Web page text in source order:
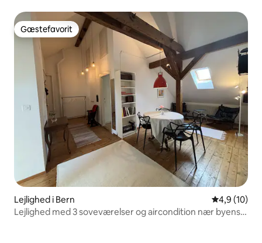
Gæstefavorit
Gæstefavorit
Lejlighed i Bern 4,9 ud af 5 i
4,9 (10)
Lejlighed med 3 soveværelser og aircondition nær byens